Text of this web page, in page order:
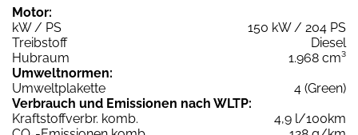
Motor:
kW / PS
150 kW / 204 PS
Treibstoff
Diesel
Hubraum
1.968 cm³
Umweltnormen:
Umweltplakette
4 (Green)
Verbrauch und Emissionen nach WLTP:
Kraftstoffverbr. komb.
4,9 l/100km